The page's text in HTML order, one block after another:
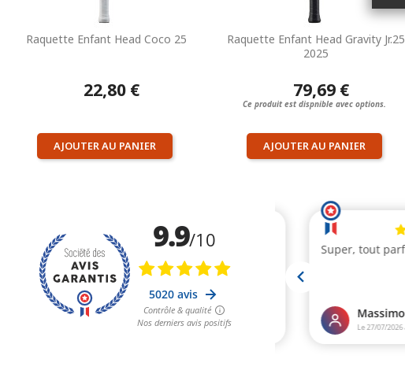
Raquette Enfant Head Coco 25
22,80 €
AJOUTER AU PANIER
Raquette Enfant Head Gravity Jr.25
2025
79,69 €
Ce produit est dispnible avec options.
AJOUTER AU PANIER